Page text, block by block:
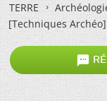
TERRE
[Techniques
